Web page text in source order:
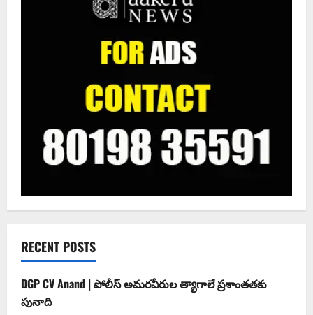
RECENT POSTS
DGP CV Anand | పోలీస్ అమరవీరుల త్యాగాలే ప్రశాంతతకు
పునాది